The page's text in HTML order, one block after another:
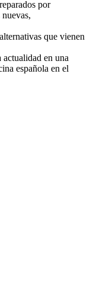
por
que vienen
en una
española en el